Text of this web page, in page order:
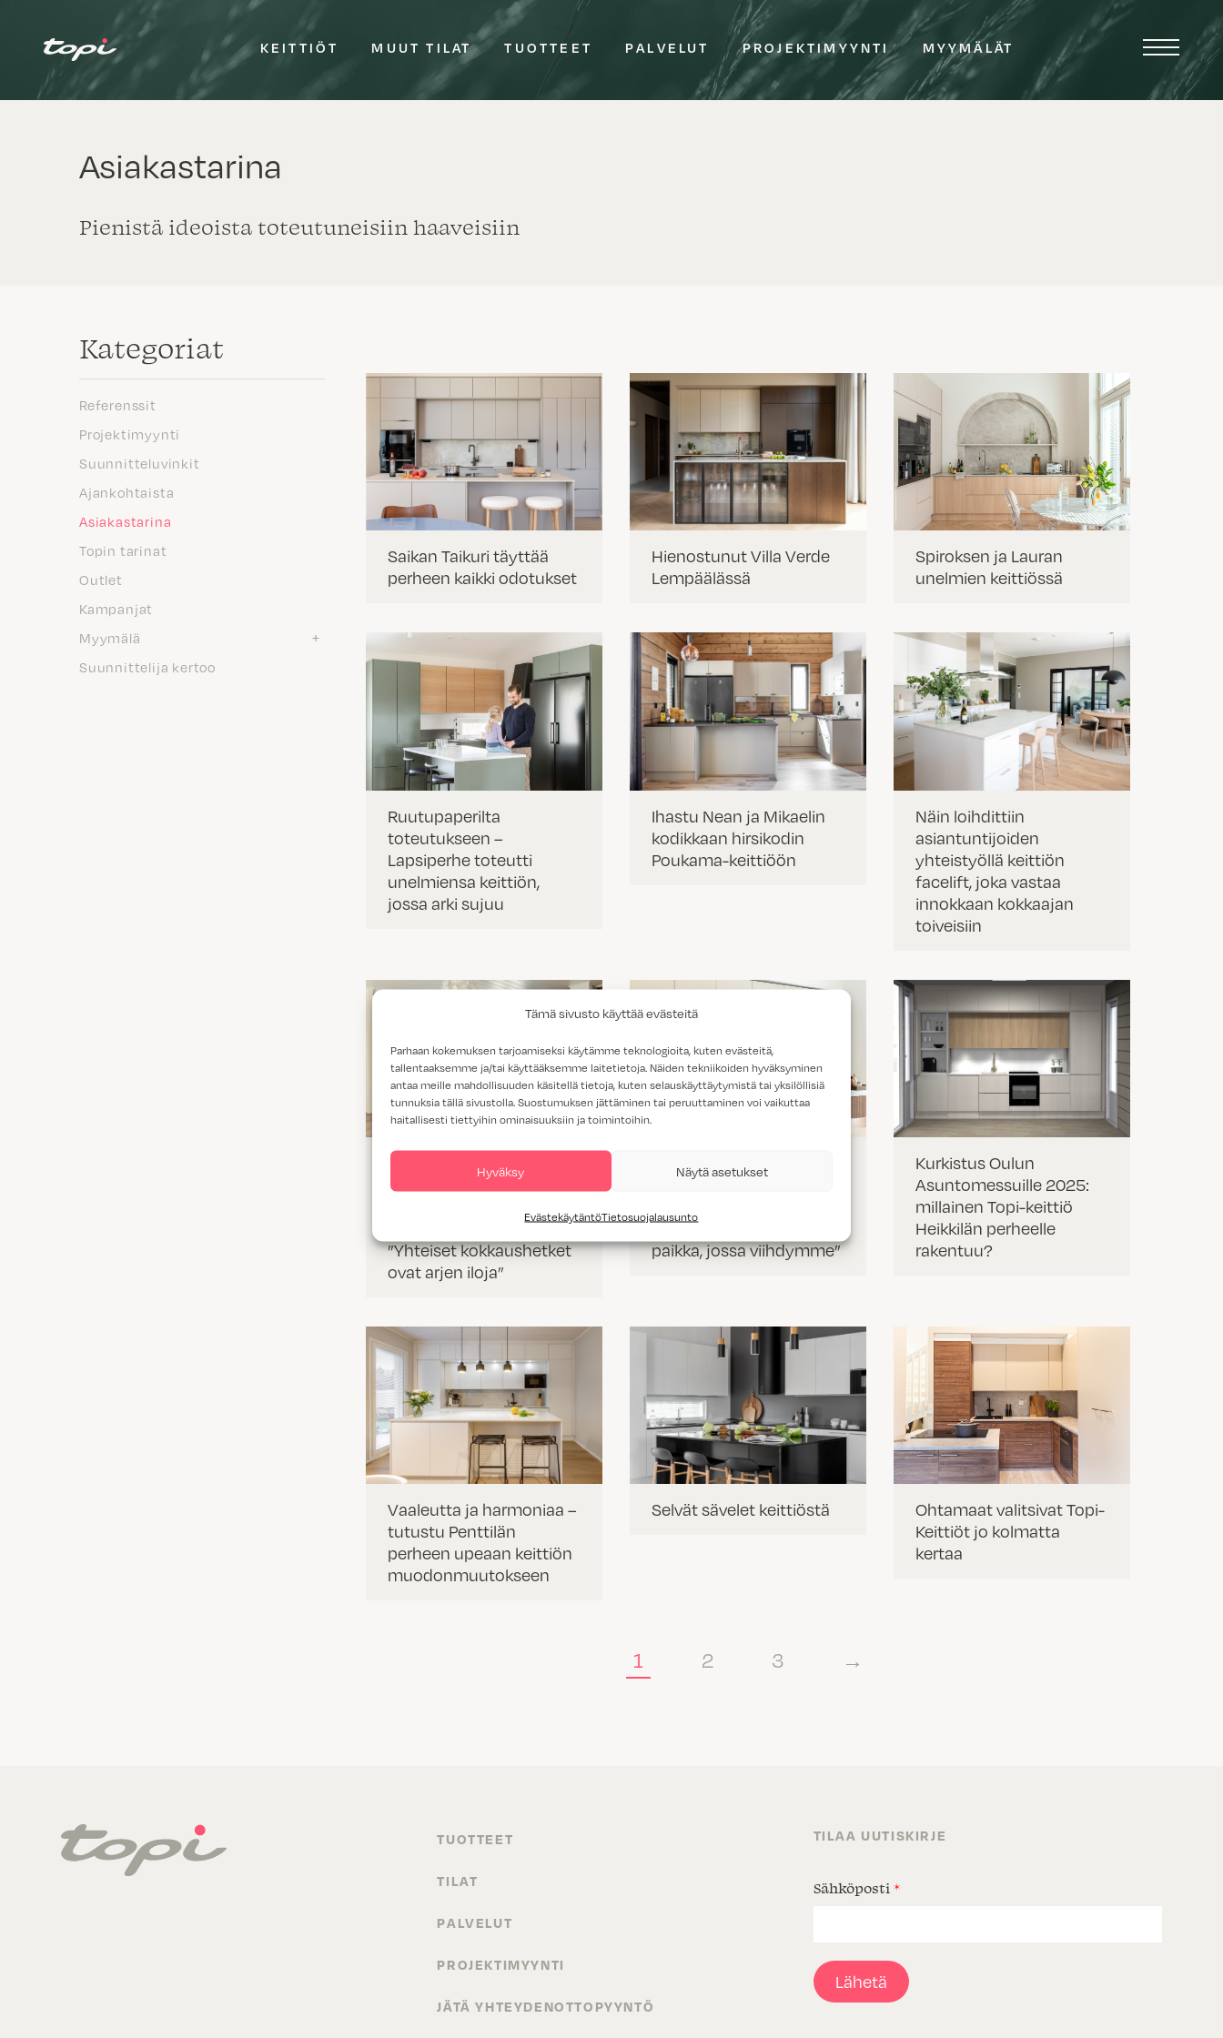
Tämä sivusto käyttää evästeitä
Parhaan kokemuksen tarjoamiseksi käytämme teknologioita, kuten evästeitä,
tallentaaksemme ja/tai käyttääksemme laitetietoja. Näiden tekniikoiden hyväksyminen
antaa meille mahdollisuuden käsitellä tietoja, kuten selauskäyttäytymistä tai yksilöllisiä
tunnuksia tällä sivustolla. Suostumuksen jättäminen tai peruuttaminen voi vaikuttaa
haitallisesti tiettyihin ominaisuuksiin ja toimintoihin.
Hyväksy Näytä asetukset
EvästekäytäntöTietosuojalausunto
KEITTIÖT MUUT TILAT TUOTTEET PALVELUT PROJEKTIMYYNTI MYYMÄLÄT
Asiakastarina
Pienistä ideoista toteutuneisiin haaveisiin
Kategoriat
Referenssit
Projektimyynti
Suunnitteluvinkit
Ajankohtaista
Asiakastarina
Topin tarinat
Outlet
Kampanjat
Myymälä
Suunnittelija kertoo
Saikan Taikuri täyttää
perheen kaikki odotukset
Hienostunut Villa Verde
Lempäälässä
Spiroksen ja Lauran
unelmien keittiössä
Ruutupaperilta
toteutukseen –
Lapsiperhe toteutti
unelmiensa keittiön,
jossa arki sujuu
Ihastu Nean ja Mikaelin
kodikkaan hirsikodin
Poukama-keittiöön
Näin loihdittiin
asiantuntijoiden
yhteistyöllä keittiön
facelift, joka vastaa
innokkaan kokkaajan
toiveisiin
Vesilahdelle noussut
hurmaava hirsikoti on
tarpeet huomioiden –
”Yhteiset kokkaushetket
ovat arjen iloja”
Nean ja Leevin unelmien
koti rakentui
helmaan – ”Keittiö on
paikka, jossa viihdymme”
Kurkistus Oulun
Asuntomessuille 2025:
millainen Topi-keittiö
Heikkilän perheelle
rakentuu?
Vaaleutta ja harmoniaa –
tutustu Penttilän
perheen upeaan keittiön
muodonmuutokseen
Selvät sävelet keittiöstä
Ohtamaat valitsivat Topi-
Keittiöt jo kolmatta
kertaa
1 2 3 →
TUOTTEET
TILAT
PALVELUT
PROJEKTIMYYNTI
JÄTÄ YHTEYDENOTTOPYYNTÖ
TILAA UUTISKIRJE
Sähköposti *
Lähetä